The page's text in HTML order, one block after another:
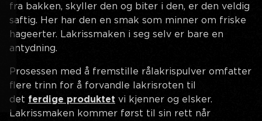
fra bakken, skyller den og biter i den, er den veldig
saftig. Her har den en smak som minner om friske
hageerter. Lakrissmaken i seg selv er bare en
antydning.
Prosessen med å fremstille rålakrispulver omfatter
flere trinn for å forvandle lakrisroten til
det ferdige produktet vi kjenner og elsker.
Lakrissmaken kommer først til sin rett når